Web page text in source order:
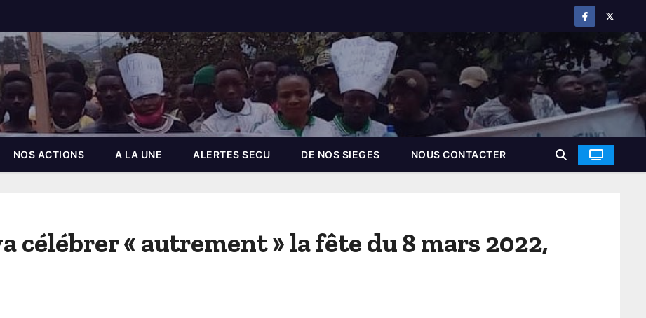
NOS ACTIONS A LA UNE ALERTES SECU DE NOS SIEGES NOUS CONTACTER
célébrer « autrement » la fête du 8 mars 2022,